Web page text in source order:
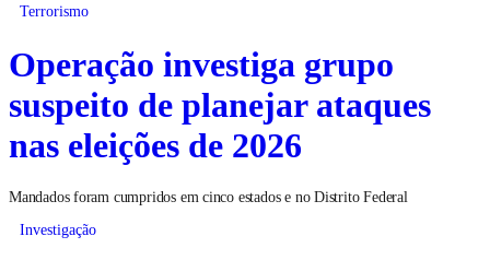
Terrorismo
Operação investiga grupo
suspeito de planejar ataques
nas eleições de 2026
Mandados foram cumpridos em cinco estados e no Distrito Federal
Investigação